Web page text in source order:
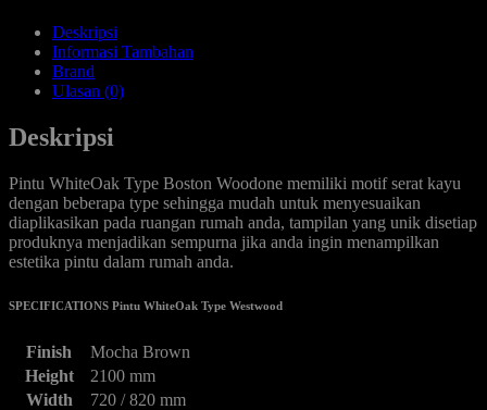
Deskripsi
Informasi Tambahan
Brand
Ulasan (0)
Deskripsi
Pintu WhiteOak Type Boston Woodone memiliki motif serat kayu
dengan beberapa type sehingga mudah untuk menyesuaikan
diaplikasikan pada ruangan rumah anda, tampilan yang unik disetiap
produknya menjadikan sempurna jika anda ingin menampilkan
estetika pintu dalam rumah anda.
SPECIFICATIONS Pintu WhiteOak Type Westwood
Finish
Mocha Brown
Height
2100 mm
Width
720 / 820 mm